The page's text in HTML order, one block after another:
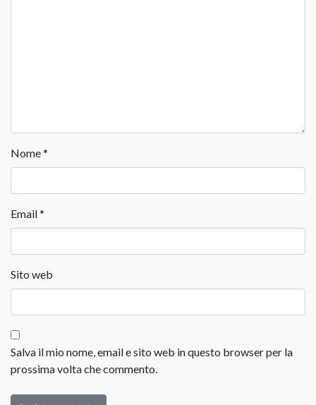
Nome*
Email*
Sito web
Salva il mio nome, email e sito web in questo browser per la
prossima volta che commento.